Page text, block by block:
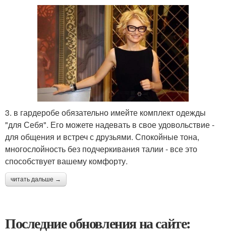
3. в гардеробе обязательно имейте комплект одежды
"для Себя". Его можете надевать в свое удовольствие -
для общения и встреч с друзьями. Спокойные тона,
многослойность без подчеркивания талии - все это
способствует вашему комфорту.
читать дальше →
Последние обновления на сайте: